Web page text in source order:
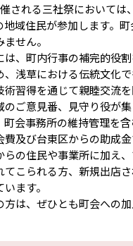
される三社祭においては
地域住民が参加します。
せん。
、町内行事の補完的役
、浅草における伝統文化
術習得を通じて親睦交流
のご意見番、見守り役が
町会事務所の維持管理を
及び台東区からの助成金
の住民や事業所に加え
こられる方、新規出店さ
ます。
は、ぜひとも町会への